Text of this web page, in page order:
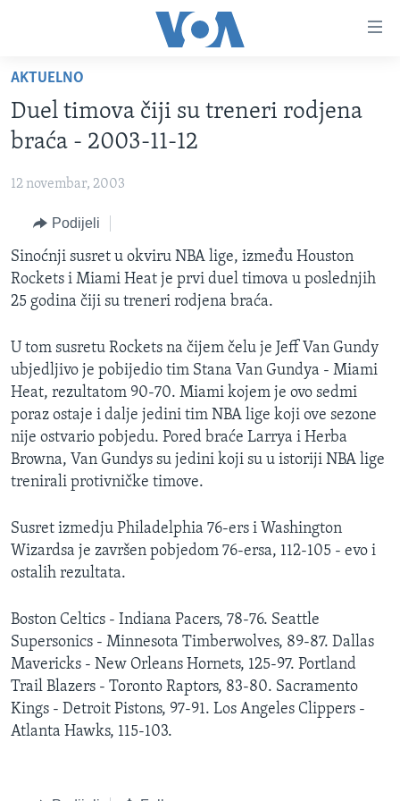
glavni
sadržaj
Pređi
na
glavnu
pretragu
TV PROGRAM
VIDEO
VIJESTI
SJEDINJENE AMERIČKE DRŽAVE
BOSNA I HERCEGOVINA
NAUKA I TEHNOLOGIJA
SPECIJALNI PROJEKTI
KORUPCIJA
ŽENSKA STRANA
IZBJEGLIČKA STRANA
MAGAZIN
O GLASU AMERIKE
Learning English
PRATITE NAS
Jezici
AKTUELNO
Duel timova čiji su treneri rodjena
braća - 2003-11-12
12 novembar, 2003
Podijeli
Sinoćnji susret u okviru NBA lige, između Houston
Rockets i Miami Heat je prvi duel timova u poslednjih
25 godina čiji su treneri rodjena braća.
U tom susretu Rockets na čijem čelu je Jeff Van Gundy
ubjedljivo je pobijedio tim Stana Van Gundya - Miami
Heat, rezultatom 90-70. Miami kojem je ovo sedmi
poraz ostaje i dalje jedini tim NBA lige koji ove sezone
nije ostvario pobjedu. Pored braće Larrya i Herba
Browna, Van Gundys su jedini koji su u istoriji NBA lige
trenirali protivničke timove.
Susret izmedju Philadelphia 76-ers i Washington
Wizardsa je završen pobjedom 76-ersa, 112-105 - evo i
ostalih rezultata.
Boston Celtics - Indiana Pacers, 78-76. Seattle
Supersonics - Minnesota Timberwolves, 89-87. Dallas
Mavericks - New Orleans Hornets, 125-97. Portland
Trail Blazers - Toronto Raptors, 83-80. Sacramento
Kings - Detroit Pistons, 97-91. Los Angeles Clippers -
Atlanta Hawks, 115-103.